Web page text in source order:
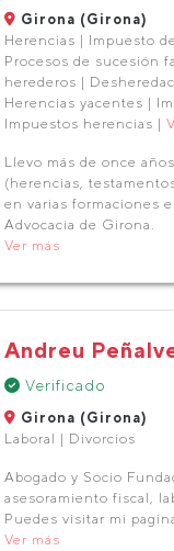
Girona (Girona)
Herencias | Impuesto
Procesos de sucesión
herederos |
Herencias yacentes |
Impuestos herencias |
Llevo más de once
(herencias,
en varias formaciones
Advocacia de Girona.
Ver más
Andreu
Verificado
Girona (Girona)
Laboral | Divorcios
Abogado y Socio
asesoramiento fiscal,
Puedes visitar mi
Ver más